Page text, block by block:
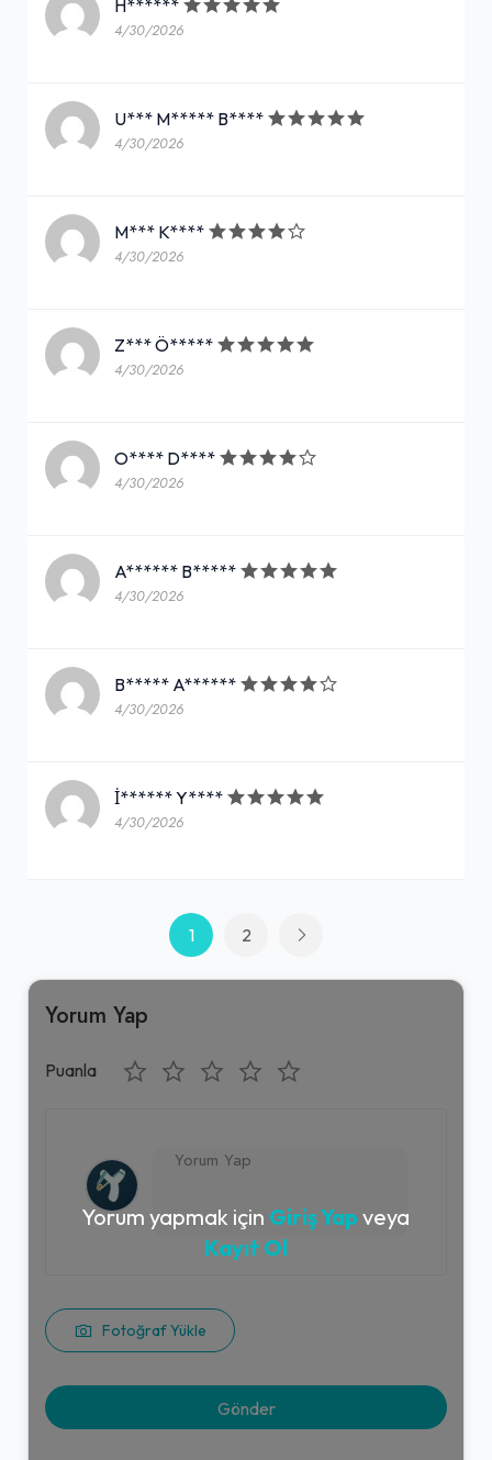
H******
4/30/2026
U*** M***** B****
4/30/2026
M*** K****
4/30/2026
Z*** Ö*****
4/30/2026
O**** D****
4/30/2026
A****** B*****
4/30/2026
B***** A******
4/30/2026
İ****** Y****
4/30/2026
1 2
Yorum Yap
Puanla
Fotoğraf Yükle
Yorum yapmak için Giriş Yap veya
Kayıt Ol